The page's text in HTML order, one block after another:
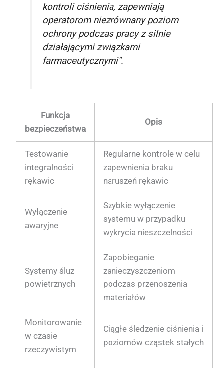
kontroli ciśnienia, zapewniają
operatorom niezrównany poziom
ochrony podczas pracy z silnie
działającymi związkami
farmaceutycznymi".
Funkcja
bezpieczeństwa
Opis
Testowanie
integralności
rękawic
Regularne kontrole w celu
zapewnienia braku
naruszeń rękawic
Wyłączenie
awaryjne
Szybkie wyłączenie
systemu w przypadku
wykrycia nieszczelności
Systemy śluz
powietrznych
Zapobieganie
zanieczyszczeniom
podczas przenoszenia
materiałów
Monitorowanie
w czasie
rzeczywistym
Ciągłe śledzenie ciśnienia i
poziomów cząstek stałych